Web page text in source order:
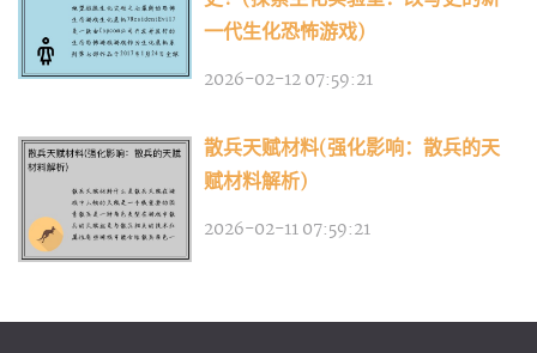
一代生化恐怖游戏)
2026-02-12 07:59:21
散兵天赋材料(强化影响：散兵的天
赋材料解析)
2026-02-11 07:59:21